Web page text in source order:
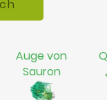
Auge von
Sauron